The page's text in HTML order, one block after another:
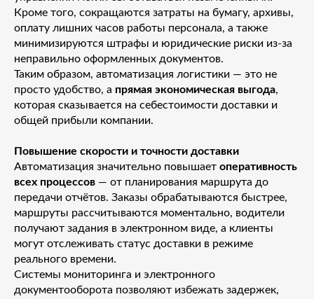
Кроме того, сокращаются затраты на бумагу, архивы,
оплату лишних часов работы персонала, а также
минимизируются штрафы и юридические риски из-за
неправильно оформленных документов.
Таким образом, автоматизация логистики — это не
просто удобство, а прямая экономическая выгода,
которая сказывается на себестоимости доставки и
общей прибыли компании.
Повышение скорости и точности доставки
Автоматизация значительно повышает оперативность
всех процессов — от планирования маршрута до
передачи отчётов. Заказы обрабатываются быстрее,
маршруты рассчитываются моментально, водители
получают задания в электронном виде, а клиенты
могут отслеживать статус доставки в режиме
реального времени.
Системы мониторинга и электронного
документооборота позволяют избежать задержек,